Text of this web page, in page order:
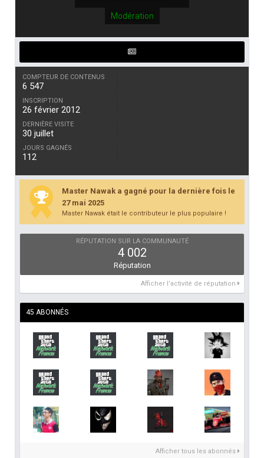
Modération
COMPTEUR DE CONTENUS
6 547
INSCRIPTION
26 février 2012
DERNIÈRE VISITE
30 juillet
JOURS GAGNÉS
112
Master Nawak a gagné pour la dernière fois le
27 mai 2025
Master Nawak était le contributeur le plus populaire !
RÉPUTATION SUR LA COMMUNAUTÉ
4 002
Réputation
Afficher l’activité de réputation
45 ABONNÉS
Afficher tous les abonnés